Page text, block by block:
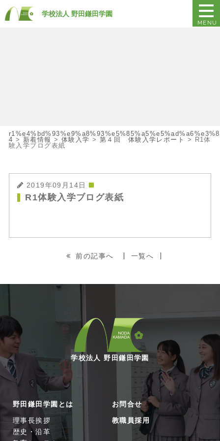
学校法人 野田鎌田学園
MENU
4 > 新着情報 > 体験入学 > 第４回 体験入学レポート >
R1体
験入学ブログ表紙
2019年09月14日
R1体験入学ブログ表紙
前の記事へ 一覧へ
学校法人 野田鎌田学園
野田鎌田学園とは
理事長挨拶
歴史・沿革
お問合せ
教職員採用